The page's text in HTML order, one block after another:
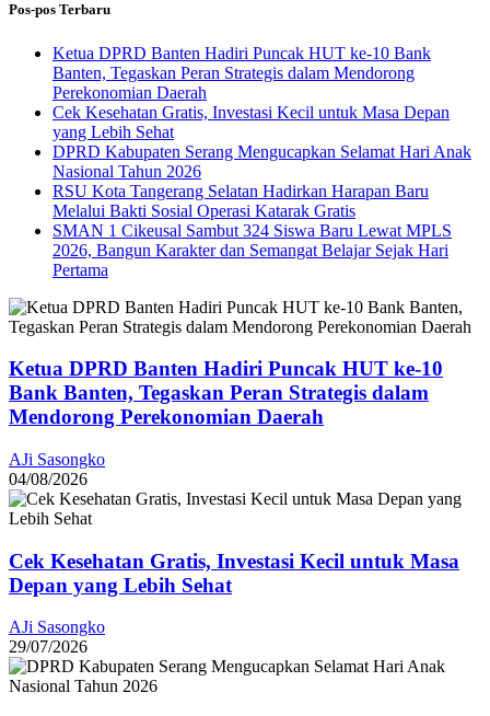
Pos-pos Terbaru
Ketua DPRD Banten Hadiri Puncak HUT ke-10 Bank
Banten, Tegaskan Peran Strategis dalam Mendorong
Perekonomian Daerah
Cek Kesehatan Gratis, Investasi Kecil untuk Masa Depan
yang Lebih Sehat
DPRD Kabupaten Serang Mengucapkan Selamat Hari Anak
Nasional Tahun 2026
RSU Kota Tangerang Selatan Hadirkan Harapan Baru
Melalui Bakti Sosial Operasi Katarak Gratis
SMAN 1 Cikeusal Sambut 324 Siswa Baru Lewat MPLS
2026, Bangun Karakter dan Semangat Belajar Sejak Hari
Pertama
Ketua DPRD Banten Hadiri Puncak HUT ke-10
Bank Banten, Tegaskan Peran Strategis dalam
Mendorong Perekonomian Daerah
AJi Sasongko
04/08/2026
Cek Kesehatan Gratis, Investasi Kecil untuk Masa
Depan yang Lebih Sehat
AJi Sasongko
29/07/2026